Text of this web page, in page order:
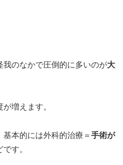
のなかで圧倒的に多いのが大
増えます。
本的には外科的治療＝ 手術が
す。